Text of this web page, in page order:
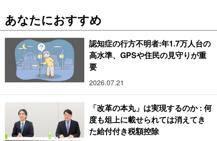
あなたにおすすめ
認知症の行方不明者:年1.7万人台の
高水準、GPSや住民の見守りが重
要
2026.07.21
「改革の本丸」は実現するのか : 何
度も俎上に載せられては消えてき
た給付付き税額控除